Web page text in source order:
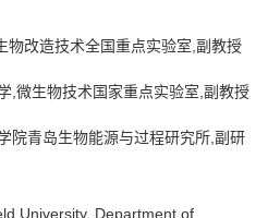
物改造技术全国重点实验室,副教授
,微生物技术国家重点实验室,副教授
院青岛生物能源与过程研究所,副研
University, Department of